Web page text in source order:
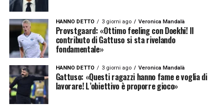
HANNO DETTO 3 giorni ago Veronica Mandalà
Provstgaard: «Ottimo feeling con Doekhi! Il
contributo di Gattuso si sta rivelando
fondamentale»
HANNO DETTO 3 giorni ago Veronica Mandalà
Gattuso: «Questi ragazzi hanno fame e voglia di
lavorare! L’obiettivo è proporre gioco»